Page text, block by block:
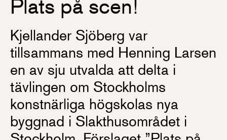
Plats på scen!
Kjellander Sjöberg var
tillsammans med Henning Larsen
en av sju utvalda att delta i
tävlingen om Stockholms
konstnärliga högskolas nya
byggnad i Slakthusområdet i